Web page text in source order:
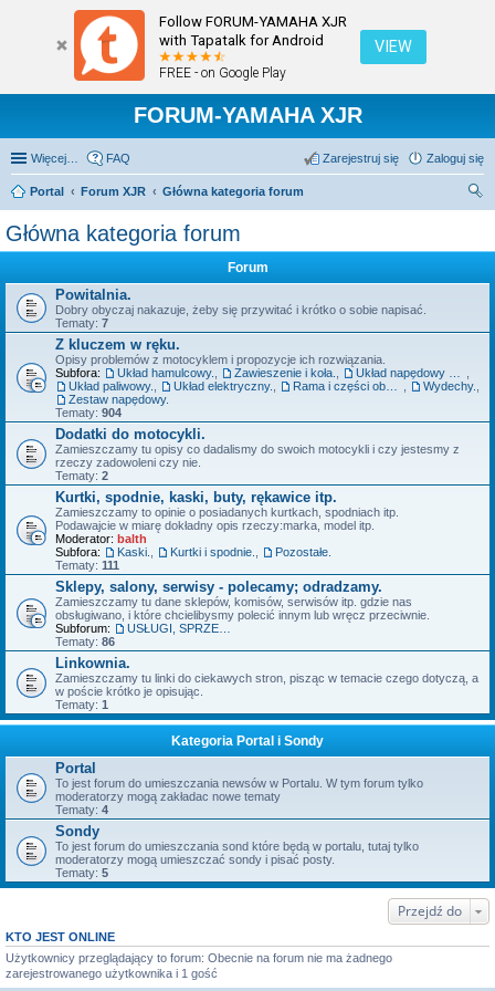
Follow FORUM-YAMAHA XJR
with Tapatalk for Android
FREE - on Google Play
VIEW
FORUM-YAMAHA XJR
Więcej… FAQ Zaloguj się
Zarejestruj się
Portal Forum XJR
Główna kategoria forum
Główna kategoria forum
Forum
Powitalnia.
Dobry obyczaj nakazuje, żeby się przywitać i krótko o sobie napisać.
Tematy: 7
Z kluczem w ręku.
Opisy problemów z motocyklem i propozycje ich rozwiązania.
Subfora:
Układ hamulcowy. Zawieszenie i koła.
Układ paliwowy.
Układ elektryczny. Wydechy.
Zestaw napędowy.
Tematy: 904
Dodatki do motocykli.
Zamieszczamy tu opisy co dadalismy do swoich motocykli i czy jestesmy z
rzeczy zadowoleni czy nie.
Tematy: 2
Kurtki, spodnie, kaski, buty, rękawice itp.
Zamieszczamy to opinie o posiadanych kurtkach, spodniach itp.
Podawajcie w miarę dokładny opis rzeczy:marka, model itp.
Moderator: balth
Subfora:
Kaski. Kurtki i spodnie.
Pozostałe.
Tematy: 111
Sklepy, salony, serwisy - polecamy; odradzamy.
Zamieszczamy tu dane sklepów, komisów, serwisów itp. gdzie nas
obsługiwano, i które chcielibysmy polecić innym lub wręcz przeciwnie.
Subforum:
Tematy: 86
Linkownia.
Zamieszczamy tu linki do ciekawych stron, pisząc w temacie czego dotyczą, a
w poście krótko je opisując.
Tematy: 1
Kategoria Portal i Sondy
Portal
To jest forum do umieszczania newsów w Portalu. W tym forum tylko
moderatorzy mogą zakładac nowe tematy
Tematy: 4
Sondy
To jest forum do umieszczania sond które będą w portalu, tutaj tylko
moderatorzy mogą umieszczać sondy i pisać posty.
Tematy: 5
Przejdź do
KTO JEST ONLINE
Użytkownicy przeglądający to forum: Obecnie na forum nie ma żadnego
zarejestrowanego użytkownika i 1 gość